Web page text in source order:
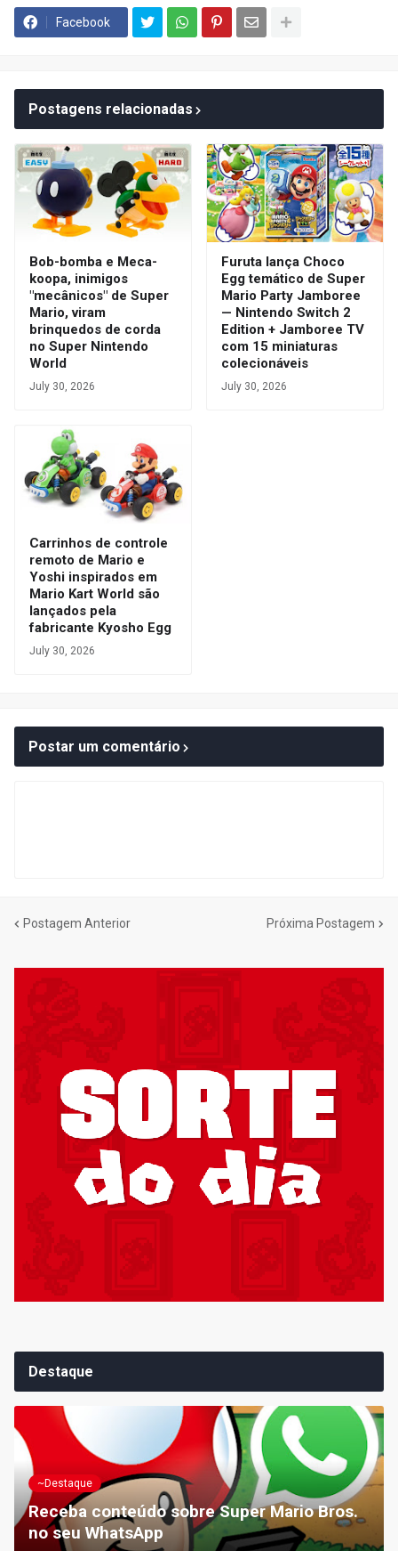
Facebook
Postagens relacionadas
Bob-bomba e Meca-
koopa, inimigos
"mecânicos" de Super
Mario, viram
brinquedos de corda
no Super Nintendo
World
July 30, 2026
Furuta lança Choco
Egg temático de Super
Mario Party Jamboree
— Nintendo Switch 2
Edition + Jamboree TV
com 15 miniaturas
colecionáveis
July 30, 2026
Carrinhos de controle
remoto de Mario e
Yoshi inspirados em
Mario Kart World são
lançados pela
fabricante Kyosho Egg
July 30, 2026
Postar um comentário
Postagem Anterior Próxima Postagem
Destaque
~Destaque
Receba conteúdo sobre Super Mario Bros.
no seu WhatsApp